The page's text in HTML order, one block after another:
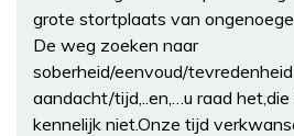
grote stortplaats van
De weg zoeken naar
soberheid/eenvoud/
aandacht/tijd,..en,…u raad
kennelijk niet.Onze tijd